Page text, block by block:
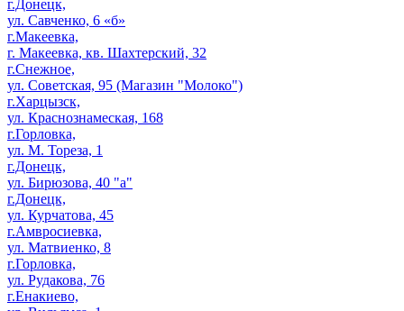
г.Донецк,
ул. Савченко, 6 «б»
г.Макеевка,
г. Макеевка, кв. Шахтерский, 32
г.Снежное,
ул. Советская, 95 (Магазин "Молоко")
г.Харцызск,
ул. Краснознамеская, 168
г.Горловка,
ул. М. Тореза, 1
г.Донецк,
ул. Бирюзова, 40 "а"
г.Донецк,
ул. Курчатова, 45
г.Амвросиевка,
ул. Матвиенко, 8
г.Горловка,
ул. Рудакова, 76
г.Енакиево,